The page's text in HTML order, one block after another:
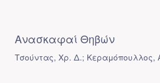
Ανασκαφαί Θηβών
Τσούντας, Χρ. Δ.; Κεραμόπουλλος,